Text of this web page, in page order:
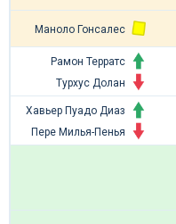
Маноло Гонсалес
Рамон Терратс
Турхус Долан
Хавьер Пуадо Диаз
Пере Милья-Пенья